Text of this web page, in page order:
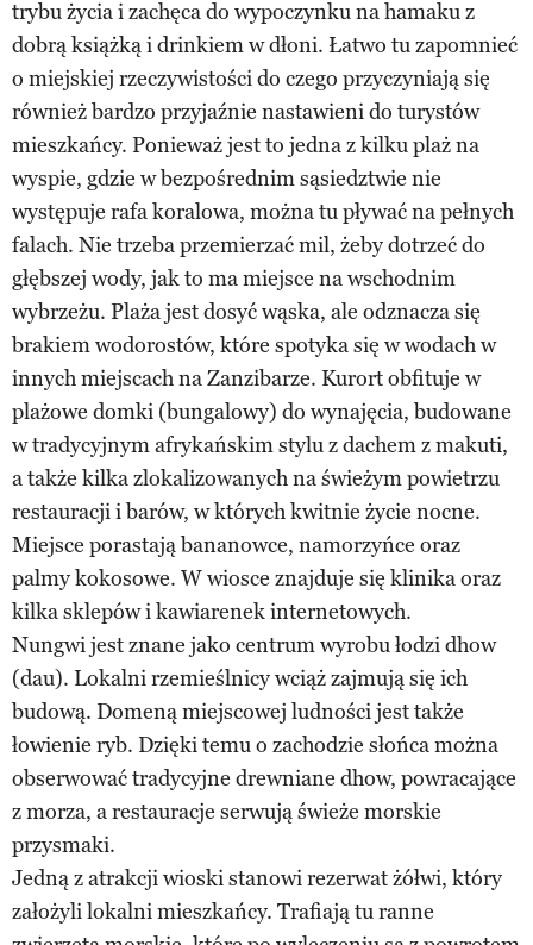
trybu życia i zachęca do wypoczynku na hamaku z
dobrą książką i drinkiem w dłoni. Łatwo tu zapomnieć
o miejskiej rzeczywistości do czego przyczyniają się
również bardzo przyjaźnie nastawieni do turystów
mieszkańcy. Ponieważ jest to jedna z kilku plaż na
wyspie, gdzie w bezpośrednim sąsiedztwie nie
występuje rafa koralowa, można tu pływać na pełnych
falach. Nie trzeba przemierzać mil, żeby dotrzeć do
głębszej wody, jak to ma miejsce na wschodnim
wybrzeżu. Plaża jest dosyć wąska, ale odznacza się
brakiem wodorostów, które spotyka się w wodach w
innych miejscach na Zanzibarze. Kurort obfituje w
plażowe domki (bungalowy) do wynajęcia, budowane
w tradycyjnym afrykańskim stylu z dachem z makuti,
a także kilka zlokalizowanych na świeżym powietrzu
restauracji i barów, w których kwitnie życie nocne.
Miejsce porastają bananowce, namorzyńce oraz
palmy kokosowe. W wiosce znajduje się klinika oraz
kilka sklepów i kawiarenek internetowych.
Nungwi jest znane jako centrum wyrobu łodzi dhow
(dau). Lokalni rzemieślnicy wciąż zajmują się ich
budową. Domeną miejscowej ludności jest także
łowienie ryb. Dzięki temu o zachodzie słońca można
obserwować tradycyjne drewniane dhow, powracające
z morza, a restauracje serwują świeże morskie
przysmaki.
Jedną z atrakcji wioski stanowi rezerwat żółwi, który
założyli lokalni mieszkańcy. Trafiają tu ranne